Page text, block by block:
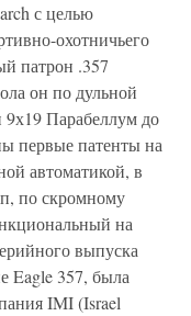
с целью
охотничьего
патрон .357
он по дульной
9х19 Парабеллум до
первые патенты на
автоматикой, в
по скромному
на
выпуска
Eagle 357, была
IMI (Israel